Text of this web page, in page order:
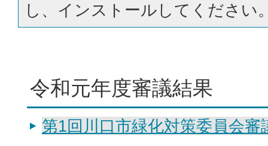
し、インストールしてください
令和元年度審議結果
第1回川口市緑化対策委員会審